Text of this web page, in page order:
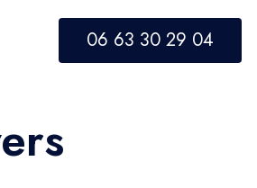
06 63 30 29 04